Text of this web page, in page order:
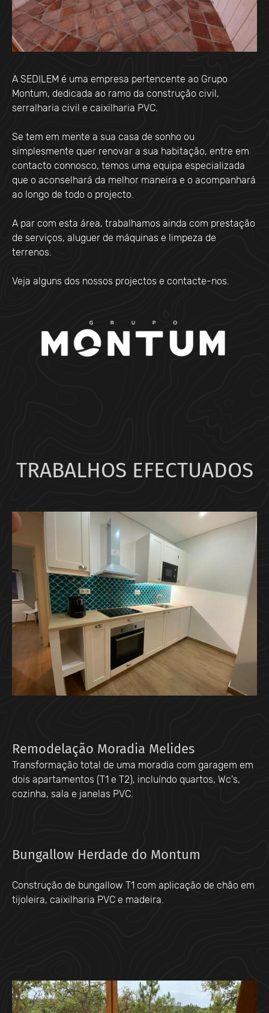
A SEDILEM é uma empresa pertencente ao Grupo
Montum, dedicada ao ramo da construção civil,
serralharia civil e caixilharia PVC.
Se tem em mente a sua casa de sonho ou
simplesmente quer renovar a sua habitação, entre em
contacto connosco, temos uma equipa especializada
que o aconselhará da melhor maneira e o acompanhará
ao longo de todo o projecto.
A par com esta área, trabalhamos ainda com prestação
de serviços, aluguer de máquinas e limpeza de
terrenos.
Veja alguns dos nossos projectos e contacte-nos.
TRABALHOS EFECTUADOS
Remodelação Moradia Melides
Transformação total de uma moradia com garagem em
dois apartamentos (T1 e T2), incluíndo quartos, Wc's,
cozinha, sala e janelas PVC.
Bungallow Herdade do Montum
Construção de bungallow T1 com aplicação de chão em
tijoleira, caixilharia PVC e madeira.